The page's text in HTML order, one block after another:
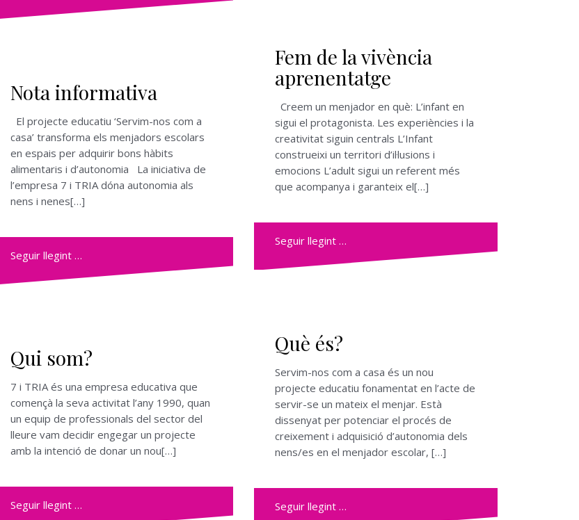
Nota informativa
El projecte educatiu ‘Servim-nos com a
casa’ transforma els menjadors escolars
en espais per adquirir bons hàbits
alimentaris i d’autonomia La iniciativa de
l’empresa 7 i TRIA dóna autonomia als
nens i nenes[…]
Seguir llegint …
Fem de la vivència
aprenentatge
Creem un menjador en què: L’infant en
sigui el protagonista. Les experiències i la
creativitat siguin centrals L’Infant
construeixi un territori d’il·lusions i
emocions L’adult sigui un referent més
que acompanya i garanteix el[…]
Seguir llegint …
Qui som?
7 i TRIA és una empresa educativa que
començà la seva activitat l’any 1990, quan
un equip de professionals del sector del
lleure vam decidir engegar un projecte
amb la intenció de donar un nou[…]
Seguir llegint …
Què és?
Servim-nos com a casa és un nou
projecte educatiu fonamentat en l’acte de
servir-se un mateix el menjar. Està
dissenyat per potenciar el procés de
creixement i adquisició d’autonomia dels
nens/es en el menjador escolar, […]
Seguir llegint …